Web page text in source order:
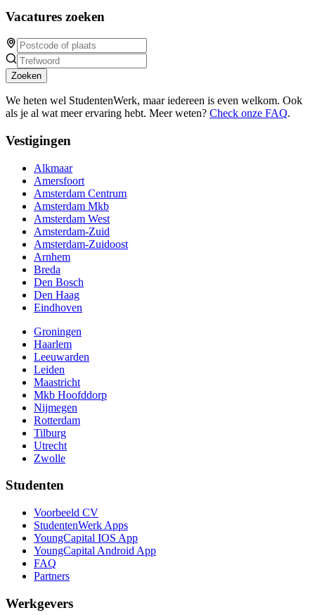
Vacatures zoeken
Zoeken
We heten wel StudentenWerk, maar iedereen is even welkom. Ook
als je al wat meer ervaring hebt. Meer weten? Check onze FAQ.
Vestigingen
Alkmaar
Amersfoort
Amsterdam Centrum
Amsterdam Mkb
Amsterdam West
Amsterdam-Zuid
Amsterdam-Zuidoost
Arnhem
Breda
Den Bosch
Den Haag
Eindhoven
Groningen
Haarlem
Leeuwarden
Leiden
Maastricht
Mkb Hoofddorp
Nijmegen
Rotterdam
Tilburg
Utrecht
Zwolle
Studenten
Voorbeeld CV
StudentenWerk Apps
YoungCapital IOS App
YoungCapital Android App
FAQ
Partners
Werkgevers